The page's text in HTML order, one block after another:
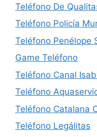
Teléfono De
Teléfono Policía
Teléfono Penélope
Game Teléfono
Teléfono Canal
Teléfono
Teléfono Catalana
Teléfono Legálitas